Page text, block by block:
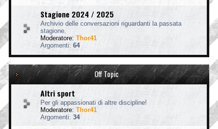
Stagione 2024 / 2025
Archivio delle conversazioni riguardanti la passata
stagione.
Moderatore: Thor41
Argomenti: 64
Off Topic
Altri sport
Per gli appassionati di altre discipline!
Moderatore: Thor41
Argomenti: 34